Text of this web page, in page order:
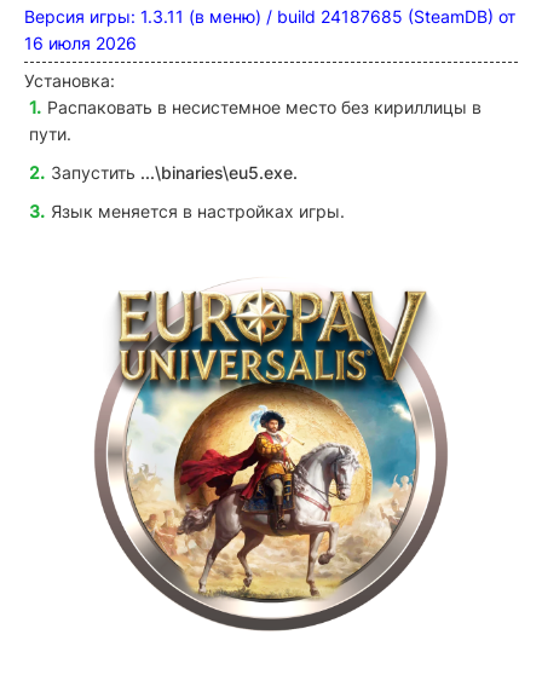
Версия игры: 1.3.11 (в меню) / build 24187685 (SteamDB) от
16 июля 2026
Установка:
Распаковать в несистемное место без кириллицы в
пути.
Запустить ...\binaries\eu5.exe.
Язык меняется в настройках игры.